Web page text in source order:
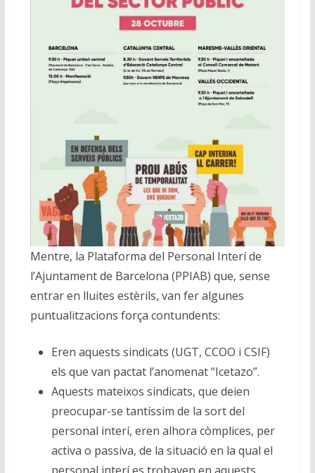
Mentre, la Plataforma del Personal Interí de
l’Ajuntament de Barcelona (PPIAB) que, sense
entrar en lluites estèrils, van fer algunes
puntualitzacions força contundents:
Eren aquests sindicats (UGT, CCOO i CSIF)
els que van pactat l’anomenat “Icetazo”.
Aquests mateixos sindicats, que deien
preocupar-se tantíssim de la sort del
personal interí, eren alhora còmplices, per
activa o passiva, de la situació en la qual el